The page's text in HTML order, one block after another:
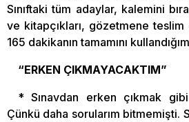
Sınıftaki tüm adaylar, kalemini
ve kitapçıkları, gözetmene teslim
165 dakikanın tamamını
“ERKEN ÇIKMAYACAKTIM”
* Sınavdan erken çıkmak
Çünkü daha sorularım bitmemişti.